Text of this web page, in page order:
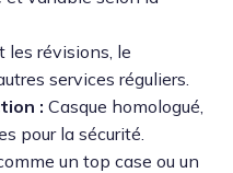
les révisions, le
services réguliers.
: Casque homologué,
pour la sécurité.
un top case ou un